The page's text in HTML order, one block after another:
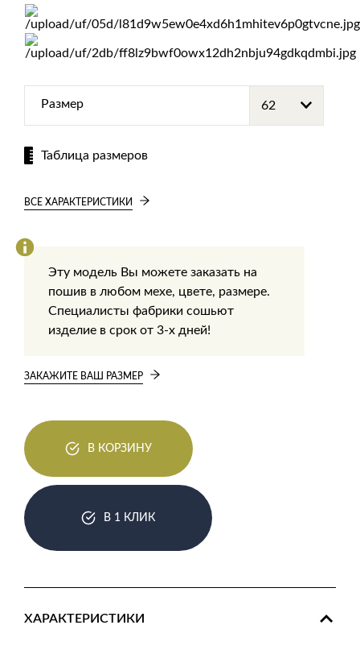
Размер
Таблица размеров
ВСЕ ХАРАКТЕРИСТИКИ
Эту модель Вы можете заказать на
пошив в любом мехе, цвете, размере.
Специалисты фабрики сошьют
изделие в срок от 3-х дней!
ЗАКАЖИТЕ ВАШ РАЗМЕР
В КОРЗИНУ
В 1 КЛИК
ХАРАКТЕРИСТИКИ